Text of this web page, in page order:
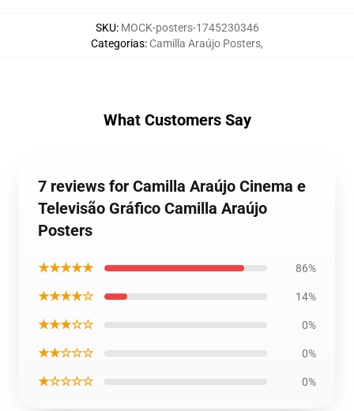
SKU: MOCK-posters-1745230346
Categorias: Camilla Araújo Posters,
What Customers Say
7 reviews for Camilla Araújo Cinema e
Televisão Gráfico Camilla Araújo
Posters
★★★★★ 86%
★★★★☆ 14%
★★★☆☆ 0%
★★☆☆☆ 0%
★☆☆☆☆ 0%